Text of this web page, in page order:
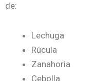
de:
Lechuga
Rúcula
Zanahoria
Cebolla